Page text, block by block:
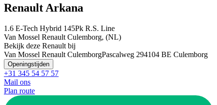
Renault Arkana
1.6 E-Tech Hybrid 145Pk R.S. Line
Van Mossel Renault Culemborg, (NL)
Bekijk deze Renault bij
Van Mossel Renault CulemborgPascalweg 294104 BE Culemborg
Openingstijden
+31 345 54 57 57
Mail ons
Plan route